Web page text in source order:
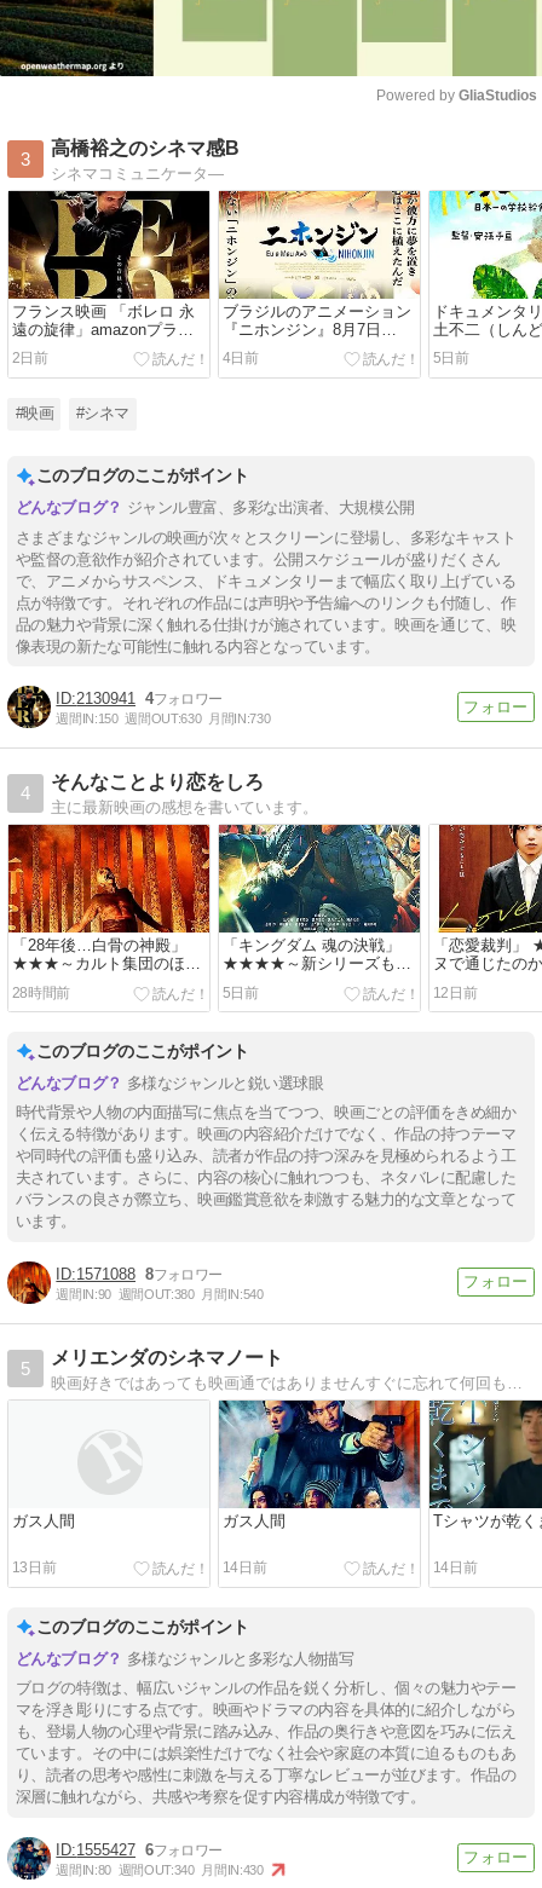
Powered by GliaStudios
3
高橋裕之のシネマ感B
シネマコミュニケータ―
フランス映画 「ボレロ 永
遠の旋律」amazonプライ
ム会員特典配信中
2日前
ブラジルのアニメーション
『ニホンジン』8月7日
（金）公開
4日前
ドキュメンタ
土不二（しん
一の学校給食
全国順次公開
5日前
#映画 #シネマ
このブログのここがポイント
ジャンル豊富、多彩な出演者、大規模公開
さまざまなジャンルの映画が次々とスクリーンに登場し、多彩なキャスト
や監督の意欲作が紹介されています。公開スケジュールが盛りだくさん
で、アニメからサスペンス、ドキュメンタリーまで幅広く取り上げている
点が特徴です。それぞれの作品には声明や予告編へのリンクも付随し、作
品の魅力や背景に深く触れる仕掛けが施されています。映画を通じて、映
像表現の新たな可能性に触れる内容となっています。
2130941 4
週間IN:150 週間OUT:630 月間IN:730
4
そんなことより恋をしろ
主に最新映画の感想を書いています。
「28年後…白骨の神殿」
★★★～カルト集団のほう
が怖い
28時間前
「キングダム 魂の決戦」
★★★★～新シリーズも熱
い展開に期待大！
5日前
「恋愛裁判
ヌで通じたの
12日前
このブログのここがポイント
多様なジャンルと鋭い選球眼
時代背景や人物の内面描写に焦点を当てつつ、映画ごとの評価をきめ細か
く伝える特徴があります。映画の内容紹介だけでなく、作品の持つテーマ
や同時代の評価も盛り込み、読者が作品の持つ深みを見極められるよう工
夫されています。さらに、内容の核心に触れつつも、ネタバレに配慮した
バランスの良さが際立ち、映画鑑賞意欲を刺激する魅力的な文章となって
います。
1571088 8
週間IN:90 週間OUT:380 月間IN:540
5
メリエンダのシネマノート
ガス人間
13日前
ガス人間
14日前
Tシャツが乾く
14日前
このブログのここがポイント
多様なジャンルと多彩な人物描写
ブログの特徴は、幅広いジャンルの作品を鋭く分析し、個々の魅力やテー
マを浮き彫りにする点です。映画やドラマの内容を具体的に紹介しながら
も、登場人物の心理や背景に踏み込み、作品の奥行きや意図を巧みに伝え
ています。その中には娯楽性だけでなく社会や家庭の本質に迫るものもあ
り、読者の思考や感性に刺激を与える丁寧なレビューが並びます。作品の
深層に触れながら、共感や考察を促す内容構成が特徴です。
1555427 6
週間IN:80 週間OUT:340 月間IN:430